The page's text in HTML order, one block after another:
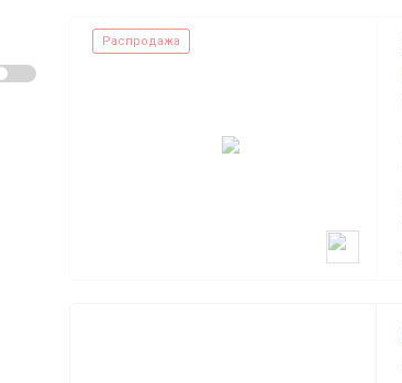
Распродажа